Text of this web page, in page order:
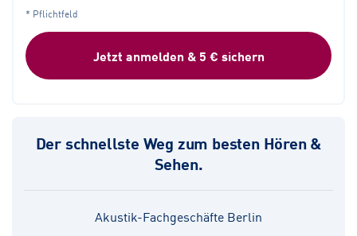
* Pflichtfeld
Jetzt anmelden & 5 € sichern
Der schnellste Weg zum besten Hören &
Sehen.
Akustik-Fachgeschäfte Berlin